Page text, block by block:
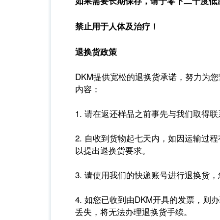
禁止用于人体及治疗！
退换货政策
DKM提供宽松的退换货承诺，努力为
内容：
1. 请在返还样品之前事先与我们取得
2. 自收到货物起七天内，如因运输过
以提出退换货要求。
3. 请使用我们的快递账号进行退换货
4. 如您已收到由DKM开具的发票，则
丢失，将无法办理退换货手续。